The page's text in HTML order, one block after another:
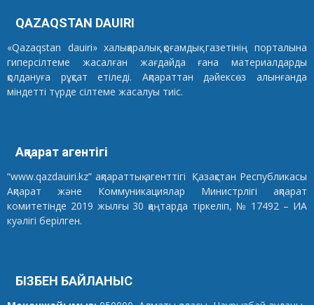
QAZAQSTAN DAUIRI
«Qazaqstan dauiri» халықаралық қоғамдық газетінің порталына
гиперсілтеме жасалған жағдайда ғана материалдарды
қолдануға рұқсат етіледі. Ақпараттан дәйексөз алынғанда
міндетті түрде сілтеме жасалуы тиіс.
Ақпарат агентігі
“www.qazdauiri.kz” ақпараттық агенттігі Қазақстан Республикасы
Ақпарат және Коммуникациялар Министрлігі ақпарат
комитетінде 2019 жылғы 30 қаңтарда тіркеліп, № 17492 – ИА
куәлігі берілген.
БІЗБЕН БАЙЛАНЫС